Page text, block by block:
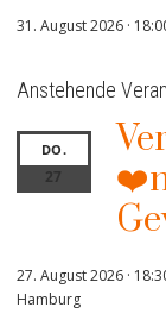
31. August 2026 ·
Anstehende
DO.
27
27. August 2026 ·
Hamburg